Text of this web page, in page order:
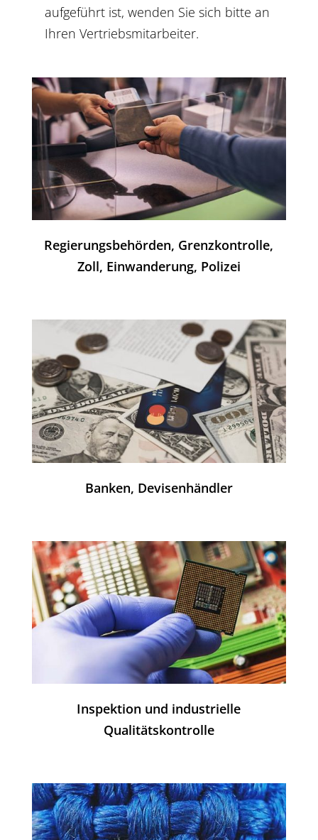
aufgeführt ist, wenden Sie sich bitte an
Ihren Vertriebsmitarbeiter.
Regierungsbehörden, Grenzkontrolle,
Zoll, Einwanderung, Polizei
Banken, Devisenhändler
Inspektion und industrielle
Qualitätskontrolle